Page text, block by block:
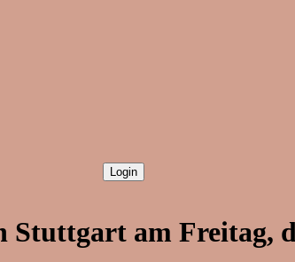
Stuttgart am Freitag,